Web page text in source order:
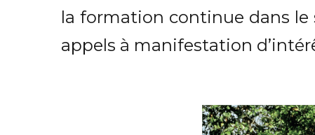
la formation continue dans le
appels à manifestation